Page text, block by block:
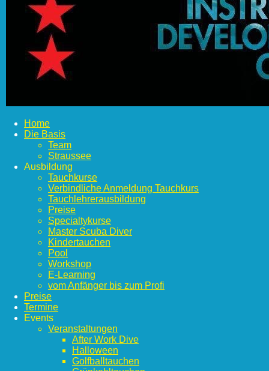
Home
Die Basis
Team
Straussee
Ausbildung
Tauchkurse
Verbindliche Anmeldung Tauchkurs
Tauchlehrerausbildung
Preise
Specialtykurse
Master Scuba Diver
Kindertauchen
Pool
Workshop
E-Learning
vom Anfänger bis zum Profi
Preise
Termine
Events
Veranstaltungen
After Work Dive
Halloween
Golfballtauchen